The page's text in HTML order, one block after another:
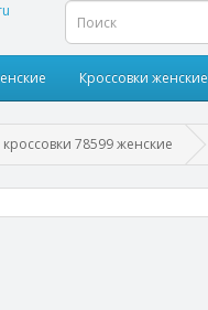
Кроссовки женские
кроссовки 78599 женские